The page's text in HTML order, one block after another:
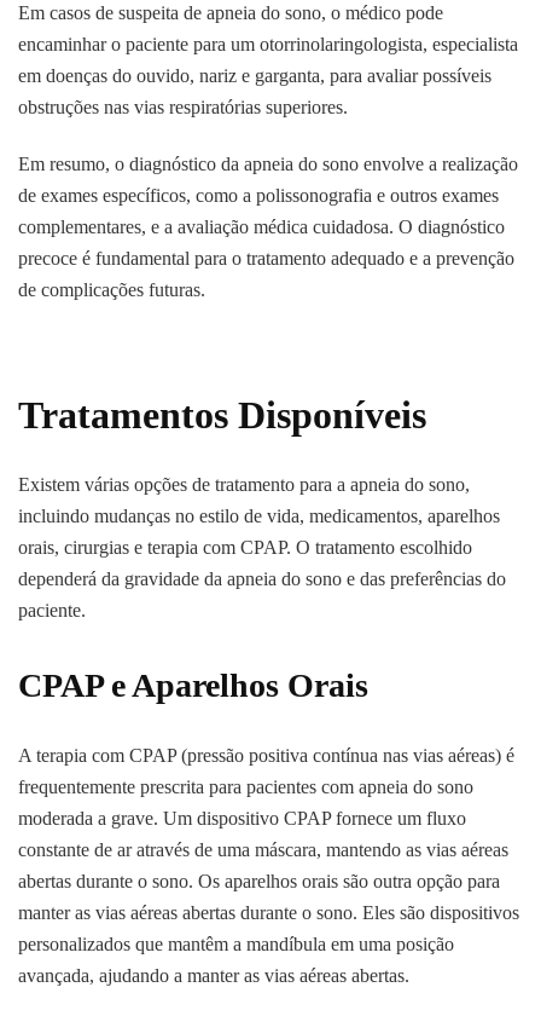
Em casos de suspeita de apneia do sono, o médico pode
encaminhar o paciente para um otorrinolaringologista, especialista
em doenças do ouvido, nariz e garganta, para avaliar possíveis
obstruções nas vias respiratórias superiores.
Em resumo, o diagnóstico da apneia do sono envolve a realização
de exames específicos, como a polissonografia e outros exames
complementares, e a avaliação médica cuidadosa. O diagnóstico
precoce é fundamental para o tratamento adequado e a prevenção
de complicações futuras.
Tratamentos Disponíveis
Existem várias opções de tratamento para a apneia do sono,
incluindo mudanças no estilo de vida, medicamentos, aparelhos
orais, cirurgias e terapia com CPAP. O tratamento escolhido
dependerá da gravidade da apneia do sono e das preferências do
paciente.
CPAP e Aparelhos Orais
A terapia com CPAP (pressão positiva contínua nas vias aéreas) é
frequentemente prescrita para pacientes com apneia do sono
moderada a grave. Um dispositivo CPAP fornece um fluxo
constante de ar através de uma máscara, mantendo as vias aéreas
abertas durante o sono. Os aparelhos orais são outra opção para
manter as vias aéreas abertas durante o sono. Eles são dispositivos
personalizados que mantêm a mandíbula em uma posição
avançada, ajudando a manter as vias aéreas abertas.